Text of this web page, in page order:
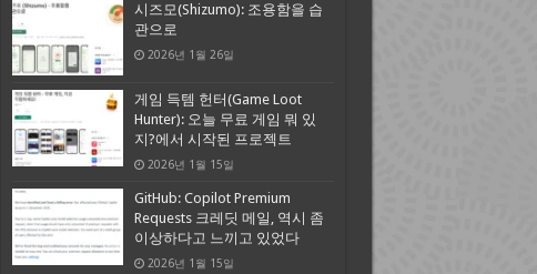
시즈모(Shizumo): 조용함을 습
관으로
2026년 1월 26일
게임 득템 헌터(Game Loot
Hunter): 오늘 무료 게임 뭐 있
지?에서 시작된 프로젝트
2026년 1월 15일
GitHub: Copilot Premium
Requests 크레딧 메일, 역시 좀
이상하다고 느끼고 있었다
2026년 1월 15일